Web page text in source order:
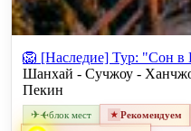
🦁 [Наследие] Тур: "Сон в
Шанхай - Сучжоу -
Пекин
✈✈блок мест Рекомендуем